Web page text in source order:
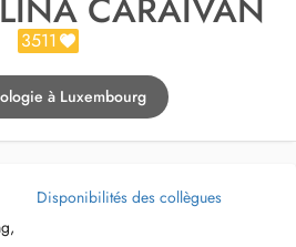
3511
à Luxembourg
Disponibilités des collègues